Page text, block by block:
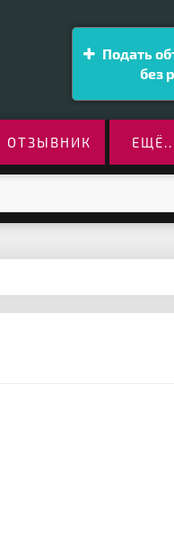
Подать
без
ОТЗЫВНИК